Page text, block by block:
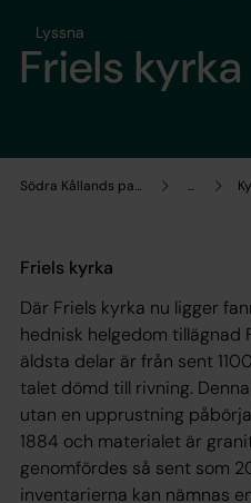
Södra Kållands pastorat ...
Lyssna
Friels kyrka
Friels kyrka
Där Friels kyrka nu ligger
hednisk helgedom tillägnad
äldsta delar är från sent
talet dömd till rivning.
utan en upprustning
1884 och materialet är
genomfördes så sent som
inventarierna kan nämnas